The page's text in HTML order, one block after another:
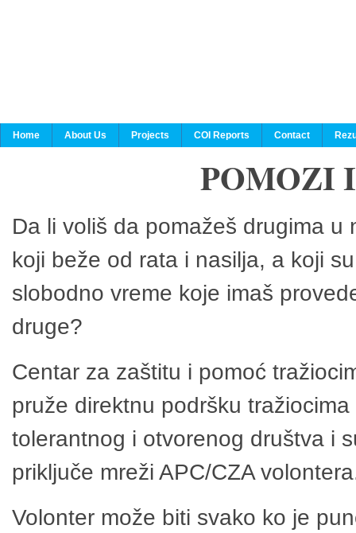
Home About Us Projects COI Reports Contact
POMOZI
Da li voliš da pomažeš drugima
koji beže od rata i nasilja, a koji
slobodno vreme koje imaš
druge?
Centar za zaštitu i pomoć
pruže direktnu podršku
tolerantnog i otvorenog društva i
priključe mreži APC/CZA
Volonter može biti svako ko je